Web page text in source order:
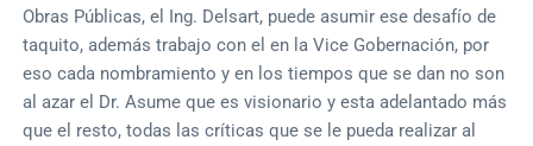
Obras Públicas, el Ing. Delsart, puede asumir ese desafío de
taquito, además trabajo con el en la Vice Gobernación, por
eso cada nombramiento y en los tiempos que se dan no son
al azar el Dr. Asume que es visionario y esta adelantado más
que el resto, todas las críticas que se le pueda realizar al